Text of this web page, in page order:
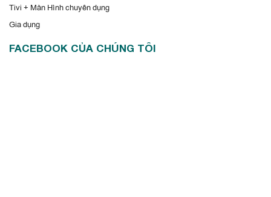
Tivi + Màn Hình chuyên dụng
Gia dụng
FACEBOOK CỦA CHÚNG TÔI